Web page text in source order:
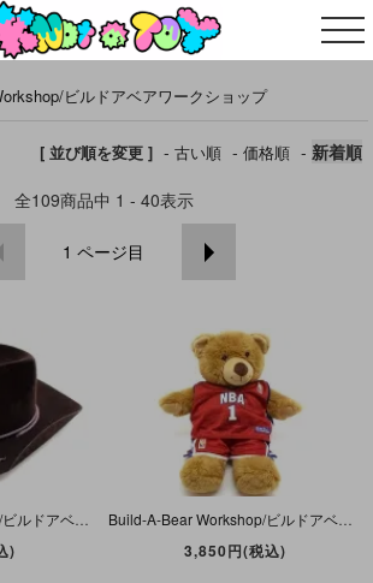
ビルドアベアワークショップ
[ 並び順を変更 ] - 古い順 - 価格順 - 新着順
全109商品中 1 - 40表示
1 ページ目
Build-A-Bear Workshop/ビルドアベアワークショップ・ぬいぐるみ・Clothing・コスチューム・着せ替え・Hat/ハット/帽子
) 3,850円(税込)